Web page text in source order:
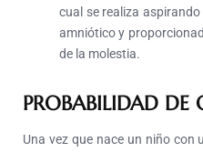
cual se realiza
amniótico y
de la molestia.
PROBABILIDAD DE
Una vez que nace un niño con